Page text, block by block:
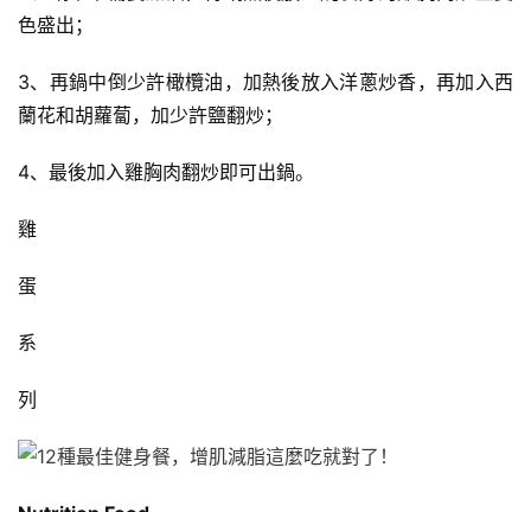
色盛出；
3、再鍋中倒少許橄欖油，加熱後放入洋蔥炒香，再加入西
蘭花和胡蘿蔔，加少許鹽翻炒；
4、最後加入雞胸肉翻炒即可出鍋。
雞
蛋
系
列